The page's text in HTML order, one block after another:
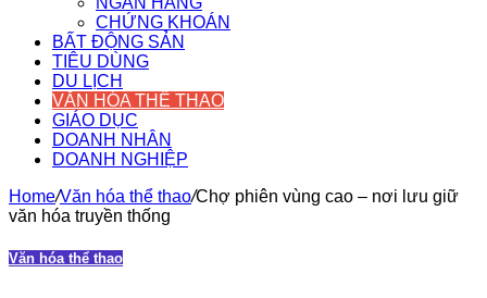
CHỨNG KHOÁN
BẤT ĐỘNG SẢN
TIÊU DÙNG
DU LỊCH
VĂN HÓA THỂ THAO
GIÁO DỤC
DOANH NHÂN
DOANH NGHIỆP
Home/Văn hóa thể thao/Chợ phiên vùng cao – nơi lưu giữ
văn hóa truyền thống
Văn hóa thể thao